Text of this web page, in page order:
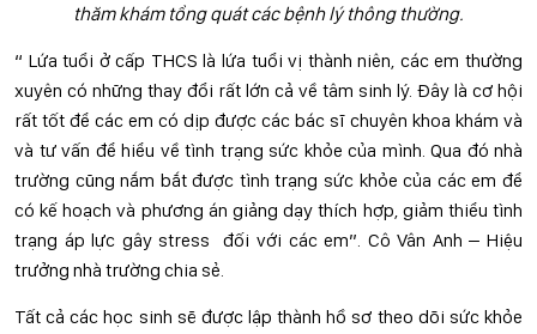
thăm khám tổng quát các bệnh lý thông thường.
“ Lứa tuổi ở cấp THCS là lứa tuổi vị thành niên, các em thường
xuyên có những thay đổi rất lớn cả về tâm sinh lý. Đây là cơ hội
rất tốt để các em có dịp được các bác sĩ chuyên khoa khám và
và tư vấn để hiểu về tình trạng sức khỏe của mình. Qua đó nhà
trường cũng nắm bắt được tình trạng sức khỏe của các em để
có kế hoạch và phương án giảng dạy thích hợp, giảm thiểu tình
trạng áp lực gây stress đối với các em”. Cô Vân Anh – Hiệu
trưởng nhà trường chia sẻ.
Tất cả các học sinh sẽ được lập thành hồ sơ theo dõi sức khỏe